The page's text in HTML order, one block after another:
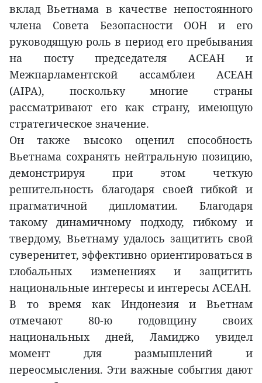
вклад Вьетнама в качестве непостоянного
члена Совета Безопасности ООН и его
руководящую роль в период его пребывания
на посту председателя АСЕАН и
Межпарламентской ассамблеи АСЕАН
(AIPA), поскольку многие страны
рассматривают его как страну, имеющую
стратегическое значение.
Он также высоко оценил способность
Вьетнама сохранять нейтральную позицию,
демонстрируя при этом четкую
решительность благодаря своей гибкой и
прагматичной дипломатии. Благодаря
такому динамичному подходу, гибкому и
твердому, Вьетнаму удалось защитить свой
суверенитет, эффективно ориентироваться в
глобальных изменениях и защитить
национальные интересы и интересы АСЕАН.
В то время как Индонезия и Вьетнам
отмечают 80-ю годовщину своих
национальных дней, Ламиджо увидел
момент для размышлений и
переосмысления. Эти важные события дают